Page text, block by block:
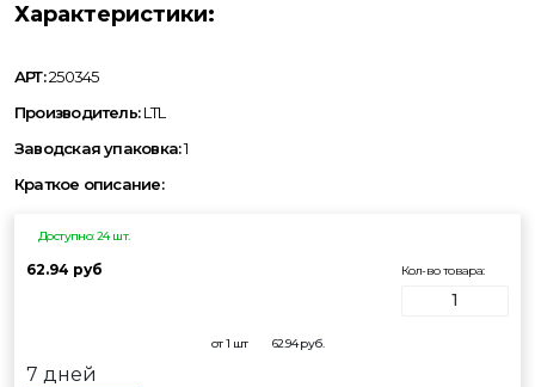
Характеристики:
АРТ:250345
Производитель:LTL
Заводская упаковка:1
Краткое описание:
Доступно: 24 шт.
62.94 руб Кол-во товара:
от 1 шт 62.94руб.
7 дней